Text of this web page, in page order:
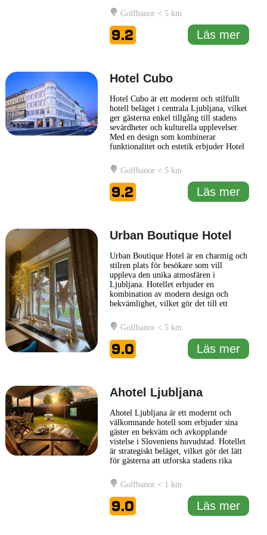
moderna faciliteter för att säkerställa en
avkopplande vistelse. Varje rum har en
stilren inredning som kombinerar
funktionalitet och estetik,
... Läs mer
Golfbanor < 5 km
9.2 Läs mer
Hotel Cubo
Hotel Cubo är ett modernt och stilfullt
hotell beläget i centrala Ljubljana, vilket
ger gästerna enkel tillgång till stadens
sevärdheter och kulturella upplevelser.
Med en design som kombinerar
funktionalitet och estetik erbjuder Hotel
atmosfär för både affärsresenärer och
turister. Hotellet erbjuder en rad olika
bekvämligheter, inklusive gratis Wi-Fi,
ett välutrustat
... Läs mer
Golfbanor < 5 km
9.2 Läs mer
Urban Boutique Hotel
Urban Boutique Hotel är en charmig och
stilren plats för besökare som vill
uppleva den unika atmosfären i
Ljubljana. Hotellet erbjuder en
kombination av modern design och
bekvämlighet, vilket gör det till ett
turister. Varje rum är noga inrett med
fokus på detaljer, vilket skapar en
inbjudande och avkopplande miljö.
Gästerna kan njuta av ett brett utbud
av... Läs mer
Golfbanor < 5 km
9.0 Läs mer
Ahotel Ljubljana
Ahotel Ljubljana är ett modernt och
välkomnande hotell som erbjuder sina
gäster en bekväm och avkopplande
vistelse i Sloveniens huvudstad. Hotellet
är strategiskt beläget, vilket gör det lätt
för gästerna att utforska stadens rika
inredda rum och en stilren atmosfär är
Ahotel Ljubljana ett utmärkt val för
både affärsresenärer och turister.
Faciliteterna på Ahotel
... Läs mer
Golfbanor < 1 km
9.0 Läs mer